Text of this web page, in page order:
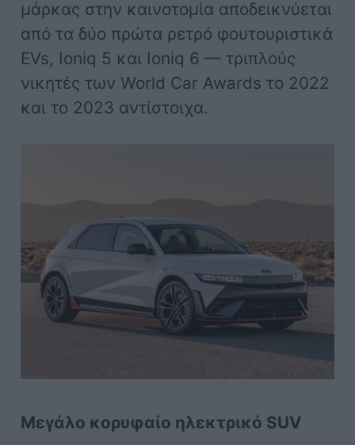
μάρκας στην καινοτομία αποδεικνύεται
από τα δύο πρώτα ρετρό φουτουριστικά
EVs, Ioniq 5 και Ioniq 6 — τριπλούς
νικητές των World Car Awards το 2022
και το 2023 αντίστοιχα.
Μεγάλο κορυφαίο ηλεκτρικό SUV